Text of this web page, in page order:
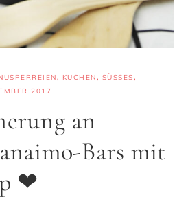
, KUCHEN, SÜSSES
,
2017
an
Bars mit
❤